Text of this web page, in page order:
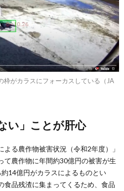
枠がカラスにフォーカスしている（JA
い」ことが肝心
る農作物被害状況（令和2年度）」
て農作物に年間約30億円の被害が生
14億円がカラスによるものとい
食品残渣に集まってくるため、食品